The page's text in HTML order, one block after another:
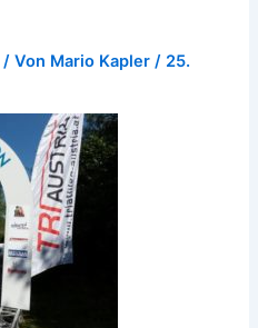
/ Von Mario Kapler/ 25.